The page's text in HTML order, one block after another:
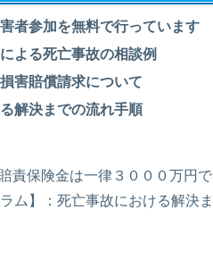
者参加を無料で行っています
よる死亡事故の相談例
害賠償請求について
解決までの流れ手順
責保険金は一律３０００万円
ラム】：死亡事故における解決